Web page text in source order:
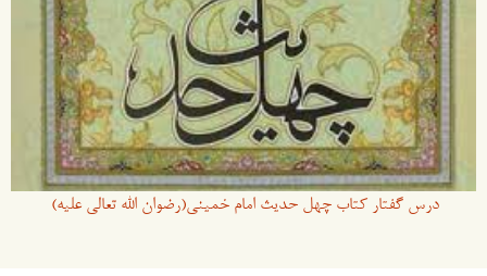
درس گفتار کتاب چهل حدیث امام خمینی(رضوان الله تعالی علیه)